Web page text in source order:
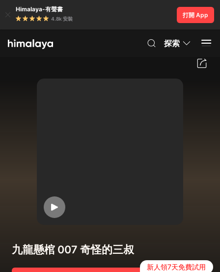
Himalaya-有聲書
4.8k 安裝
打開 App
探索
九龍懸棺 007 奇怪的三叔
新人領7天免費試用